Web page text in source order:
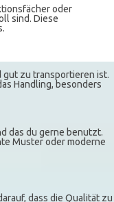
oder
sind. Diese
gut zu transportieren ist.
Handling, besonders
das du gerne benutzt.
Muster oder moderne
dass die Qualität zu